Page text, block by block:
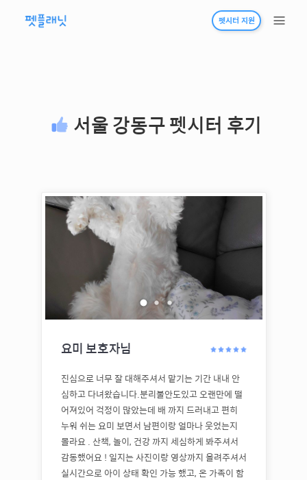
펫시터 지원
서울 강동구 펫시터 후기
요미 보호자님
진심으로 너무 잘 대해주셔서 맡기는 기간 내내 안
심하고 다녀왔습니다.분리불안도있고 오랜만에 떨
어져있어 걱정이 많았는데 배 까지 드러내고 편히
누워 쉬는 요미 보면서 남편이랑 얼마나 웃었는지
몰라요 . 산책, 놀이, 건강 까지 세심하게 봐주셔서
감동했어요 ! 일지는 사진이랑 영상까지 올려주셔서
실시간으로 아이 상태 확인 가능 했고, 온 가족이 함